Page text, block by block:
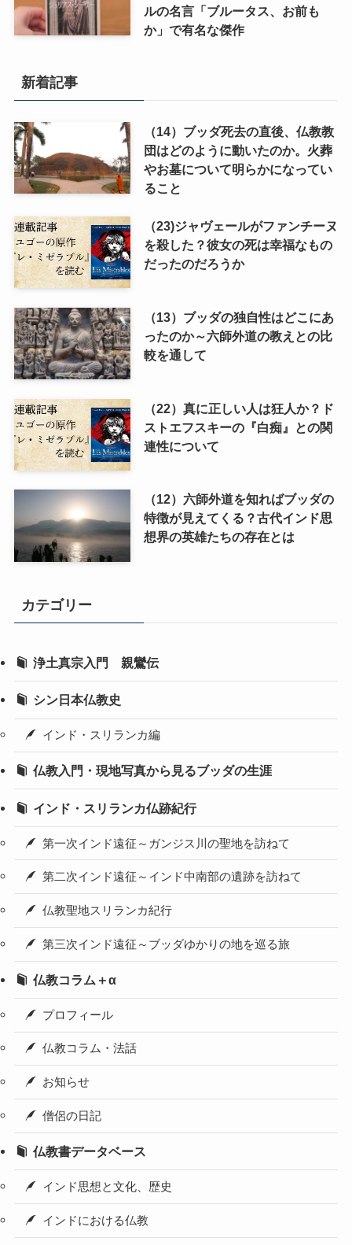
ルの名言「ブルータス、お前も
か」で有名な傑作
新着記事
（14）ブッダ死去の直後、仏教教
団はどのように動いたのか。火葬
やお墓について明らかになってい
ること
（23)ジャヴェールがファンチーヌ
を殺した？彼女の死は幸福なもの
だったのだろうか
（13）ブッダの独自性はどこにあ
ったのか～六師外道の教えとの比
較を通して
（22）真に正しい人は狂人か？ド
ストエフスキーの『白痴』との関
連性について
（12）六師外道を知ればブッダの
特徴が見えてくる？古代インド思
想界の英雄たちの存在とは
カテゴリー
浄土真宗入門 親鸞伝
シン日本仏教史
インド・スリランカ編
仏教入門・現地写真から見るブッダの生涯
インド・スリランカ仏跡紀行
第一次インド遠征～ガンジス川の聖地を訪ねて
第二次インド遠征～インド中南部の遺跡を訪ねて
仏教聖地スリランカ紀行
第三次インド遠征～ブッダゆかりの地を巡る旅
仏教コラム＋α
プロフィール
仏教コラム・法話
お知らせ
僧侶の日記
仏教書データベース
インド思想と文化、歴史
インドにおける仏教